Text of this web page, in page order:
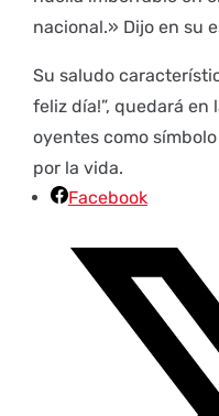
nacional.» Dijo en su
Su saludo
feliz día!”, quedará en
oyentes como
por la vida.
Facebook